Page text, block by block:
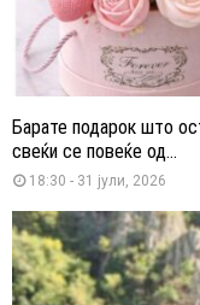
Барате подарок што
свеќи се повеќе од...
18:30 - 31 јули, 2026